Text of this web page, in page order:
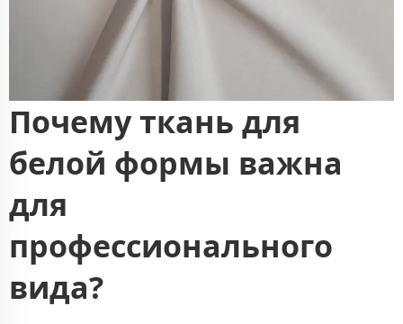
Почему ткань для
белой формы важна
для
профессионального
вида?